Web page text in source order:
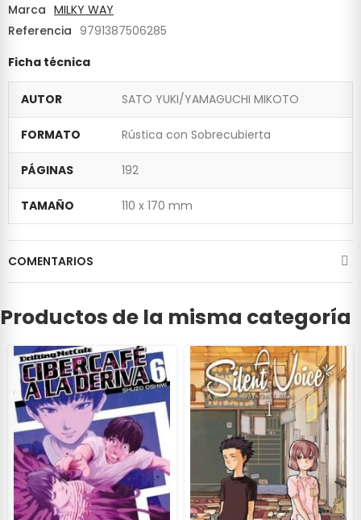
Marca MILKY WAY
Referencia 9791387506285
Ficha técnica
AUTOR SATO YUKI/YAMAGUCHI MIKOTO
FORMATO Rústica con Sobrecubierta
PÁGINAS 192
TAMAÑO 110 x 170 mm
COMENTARIOS
Productos de la misma categoría